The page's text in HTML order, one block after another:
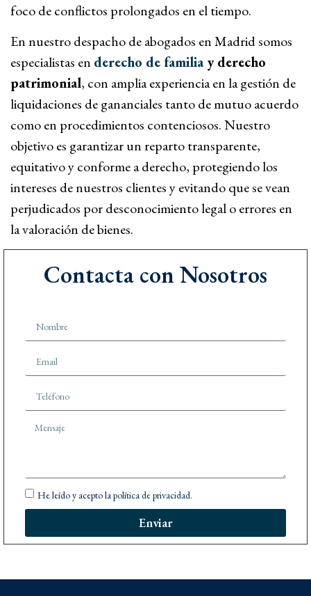
foco de conflictos prolongados en el tiempo.
En nuestro despacho de abogados en Madrid somos
especialistas en derecho de familiay derecho
patrimonial, con amplia experiencia en la gestión de
liquidaciones de gananciales tanto de mutuo acuerdo
como en procedimientos contenciosos. Nuestro
objetivo es garantizar un reparto transparente,
equitativo y conforme a derecho, protegiendo los
intereses de nuestros clientes y evitando que se vean
perjudicados por desconocimiento legal o errores en
la valoración de bienes.
Contacta con Nosotros
He leído y acepto lapolítica de privacidad.
Enviar